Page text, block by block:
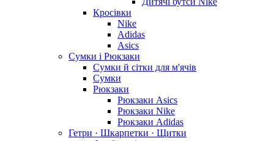
Кросівки
Nike
Adidas
Asics
Сумки і Рюкзаки
Сумки й сітки для м'ячів
Сумки
Рюкзаки
Рюкзаки Asics
Рюкзаки Nike
Рюкзаки Adidas
Гетри · Шкарпетки · Щитки